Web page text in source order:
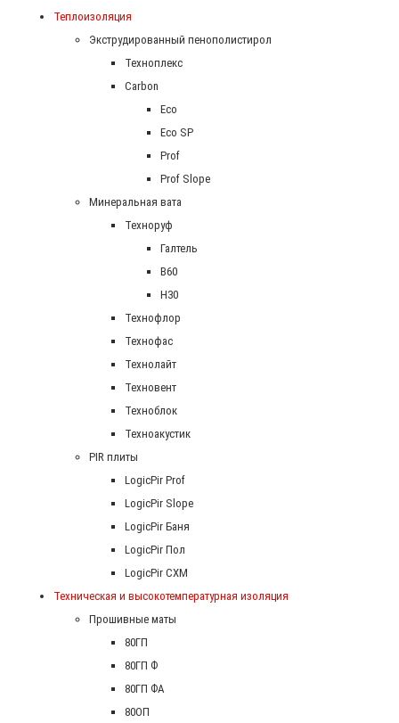
Теплоизоляция
Экструдированный пенополистирол
Техноплекс
Carbon
Eco
Eco SP
Prof
Prof Slope
Минеральная вата
Техноруф
Галтель
В60
Н30
Технофлор
Технофас
Технолайт
Техновент
Техноблок
Техноакустик
PIR плиты
LogicPir Prof
LogicPir Slope
LogicPir Баня
LogicPir Пол
LogicPir СХМ
Техническая и высокотемпературная изоляция
Прошивные маты
80ГП
80ГП Ф
80ГП ФА
80ОП